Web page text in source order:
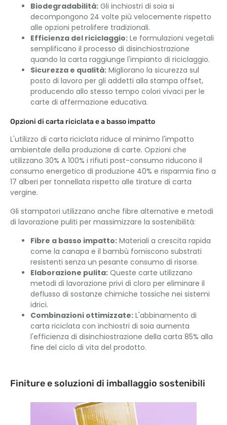
Biodegradabilità: Gli inchiostri di soia si
decompongono 24 volte più velocemente rispetto
alle opzioni petrolifere tradizionali.
Efficienza del riciclaggio: Le formulazioni vegetali
semplificano il processo di disinchiostrazione
quando la carta raggiunge l'impianto di riciclaggio.
Sicurezza e qualità: Migliorano la sicurezza sul
posto di lavoro per gli addetti alla stampa offset,
producendo allo stesso tempo colori vivaci per le
carte di affermazione educativa.
Opzioni di carta riciclata e a basso impatto
L'utilizzo di carta riciclata riduce al minimo l'impatto
ambientale della produzione di carte. Opzioni che
utilizzano 30% A 100% i rifiuti post-consumo riducono il
consumo energetico di produzione 40% e risparmia fino a
17 alberi per tonnellata rispetto alle tirature di carta
vergine.
Gli stampatori utilizzano anche fibre alternative e metodi
di lavorazione puliti per massimizzare la sostenibilità:
Fibre a basso impatto: Materiali a crescita rapida
come la canapa e il bambù forniscono substrati
resistenti senza un pesante consumo di risorse.
Elaborazione pulita: Queste carte utilizzano
metodi di lavorazione privi di cloro per eliminare il
deflusso di sostanze chimiche tossiche nei sistemi
idrici.
Combinazioni ottimizzate: L'abbinamento di
carta riciclata con inchiostri di soia aumenta
l'efficienza di disinchiostrazione della carta 85% alla
fine del ciclo di vita del prodotto.
Finiture e soluzioni di imballaggio sostenibili